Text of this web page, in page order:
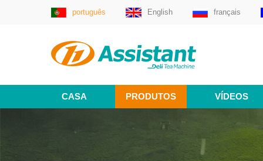
português English français
CASA PRODUTOS VÍDEOS